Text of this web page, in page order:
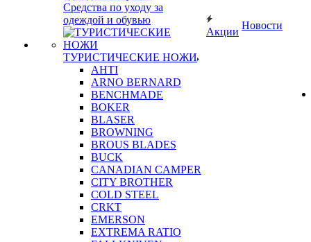
Средства по уходу за
одеждой и обувью
ТУРИСТИЧЕСКИЕ НОЖИ
AHTI
ARNO BERNARD
BENCHMADE
BOKER
BLASER
BROWNING
BROUS BLADES
BUCK
CANADIAN CAMPER
CITY BROTHER
COLD STEEL
CRKT
EMERSON
EXTREMA RATIO
Акции
Новости